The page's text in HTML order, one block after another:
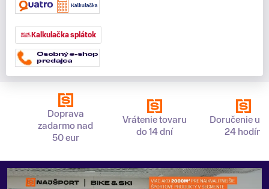
Kalkulačka splátok
Doprava
zadarmo nad
50 eur
Vrátenie tovaru
do 14 dní
Doručenie už
24 hodín